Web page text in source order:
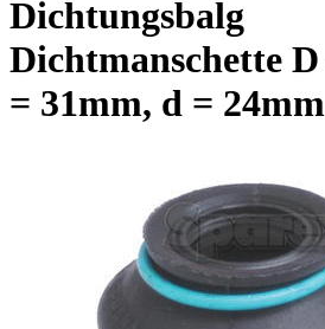
Dichtungsbalg
Dichtmanschette
= 31mm, d = 24mm